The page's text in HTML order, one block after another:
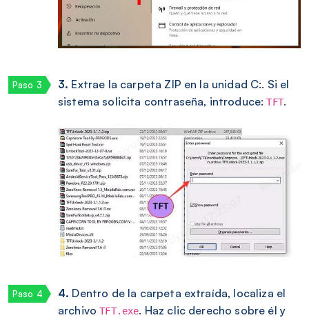
3. Extrae la carpeta ZIP en la unidad C:. Si el
sistema solicita contraseña, introduce:TFT.
4. Dentro de la carpeta extraída, localiza el
archivoTFT.exe. Haz clic derecho sobre él y